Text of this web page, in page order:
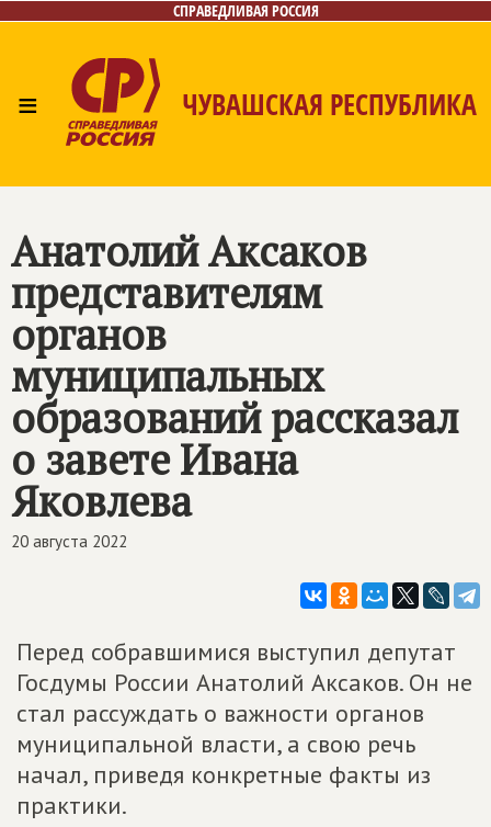
СПРАВЕДЛИВАЯ РОССИЯ
≡ ЧУВАШСКАЯ РЕСПУБЛИКА
Контакты
Анатолий Аксаков
представителям
органов
муниципальных
образований рассказал
о завете Ивана
Яковлева
20 августа 2022
Перед собравшимися выступил депутат
Госдумы России Анатолий Аксаков. Он не
стал рассуждать о важности органов
муниципальной власти, а свою речь
начал, приведя конкретные факты из
практики.